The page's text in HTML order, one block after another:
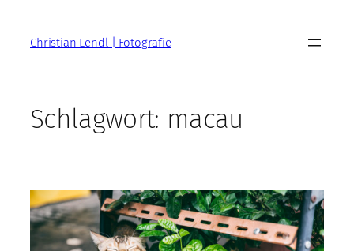
springenChristian Lendl | Fotografie
Schlagwort: macau